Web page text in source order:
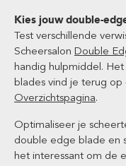
Kies jouw double-
Test verschillende
Scheersalon Double
handig hulpmiddel.
blades vind je terug op
Overzichtspagina.
Optimaliseer je
double edge blade en
het interessant om de